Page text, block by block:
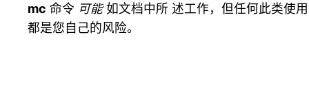
mc 命令 可能如文档中所 述工作，但任何此类使用
都是您自己的风险。